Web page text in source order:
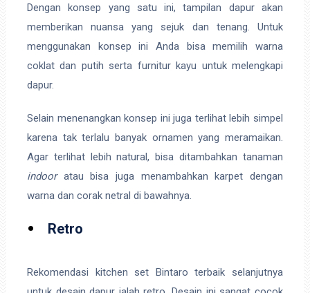
Dengan konsep yang satu ini, tampilan dapur akan
memberikan nuansa yang sejuk dan tenang. Untuk
menggunakan konsep ini Anda bisa memilih warna
coklat dan putih serta furnitur kayu untuk melengkapi
dapur.
Selain menenangkan konsep ini juga terlihat lebih simpel
karena tak terlalu banyak ornamen yang meramaikan.
Agar terlihat lebih natural, bisa ditambahkan tanaman
indooratau bisa juga menambahkan karpet dengan
warna dan corak netral di bawahnya.
Retro
Rekomendasi kitchen set Bintaro terbaik selanjutnya